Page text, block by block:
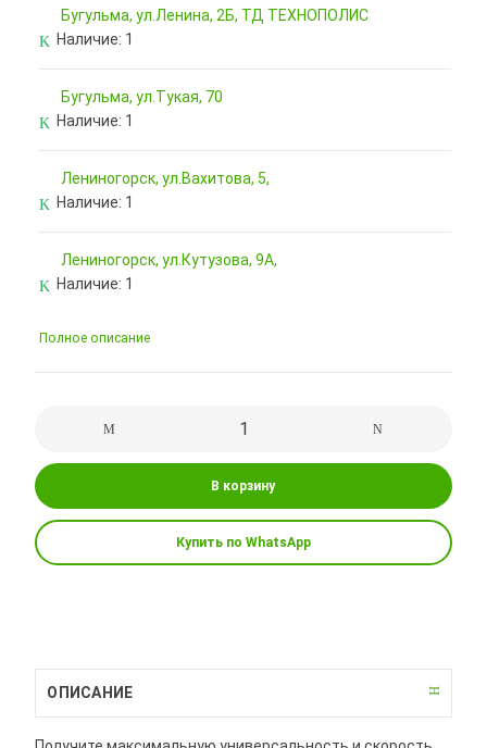
Бугульма, ул.Ленина, 2Б, ТД ТЕХНОПОЛИС
Наличие: 1
Бугульма, ул.Тукая, 70
Наличие: 1
Лениногорск, ул.Вахитова, 5,
Наличие: 1
Лениногорск, ул.Кутузова, 9А,
Наличие: 1
Полное описание
В корзину
Купить по WhatsApp
ОПИСАНИЕ